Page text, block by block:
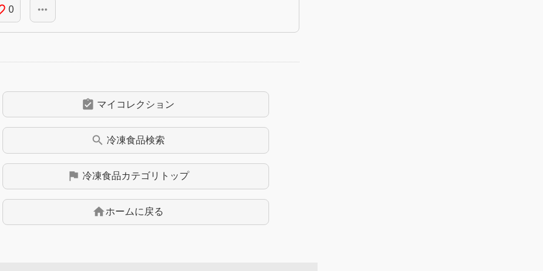
0 more_horiz
assignment_turned_in マイコレクション
search 冷凍食品検索
flag 冷凍食品カテゴリトップ
homeホームに戻る